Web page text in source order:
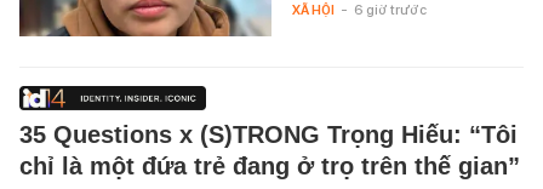
XÃ HỘI - 6 giờ trước
35 Questions x (S)TRONG Trọng Hiếu: “Tôi
chỉ là một đứa trẻ đang ở trọ trên thế gian”